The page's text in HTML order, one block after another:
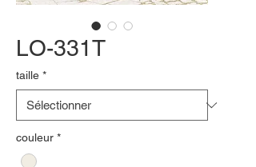
LO-331T
taille *
couleur *